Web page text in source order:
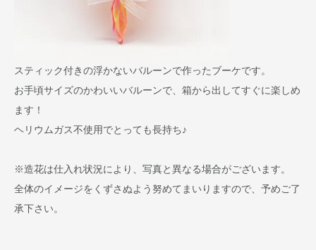
スティック付きの浮かないバルーンで作ったブーケです。
お手頃サイズのかわいいバルーンで、箱から出してすぐに楽しめ
ます！
ヘリウムガス不使用でとっても長持ち♪
※造花は仕入れ状況により、写真と異なる場合がございます。
全体のイメージをくずさぬよう努めてまいりますので、予めご了
承下さい。